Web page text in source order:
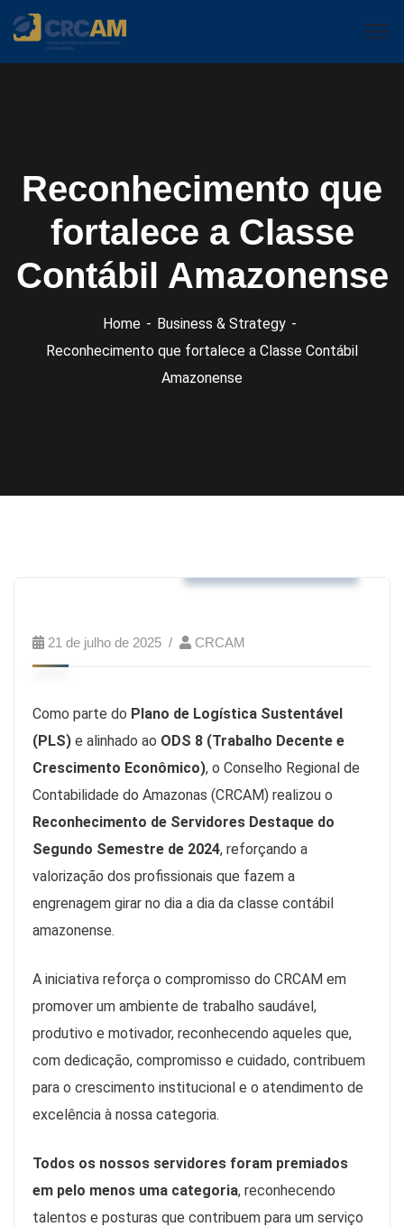
Reconhecimento que
fortalece a Classe
Contábil Amazonense
Home
Business & Strategy
Reconhecimento que fortalece a Classe Contábil
Amazonense
21 de julho de 2025 CRCAM
Como parte do Plano de Logística Sustentável
(PLS) e alinhado ao ODS 8 (Trabalho Decente e
Crescimento Econômico), o Conselho Regional de
Contabilidade do Amazonas (CRCAM) realizou o
Reconhecimento de Servidores Destaque do
Segundo Semestre de 2024, reforçando a
valorização dos profissionais que fazem a
engrenagem girar no dia a dia da classe contábil
amazonense.
A iniciativa reforça o compromisso do CRCAM em
promover um ambiente de trabalho saudável,
produtivo e motivador, reconhecendo aqueles que,
com dedicação, compromisso e cuidado, contribuem
para o crescimento institucional e o atendimento de
excelência à nossa categoria.
Todos os nossos servidores foram premiados
em pelo menos uma categoria, reconhecendo
talentos e posturas que contribuem para um serviço